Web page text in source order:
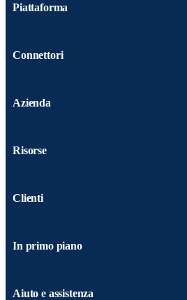
Piattaforma
Connettori
Azienda
Risorse
Clienti
In primo piano
Aiuto e assistenza